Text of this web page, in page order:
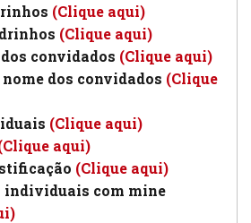
(Clique aqui)
(Clique aqui)
convidados (Clique aqui)
dos convidados (Clique
(Clique aqui)
aqui)
(Clique aqui)
individuais com mine